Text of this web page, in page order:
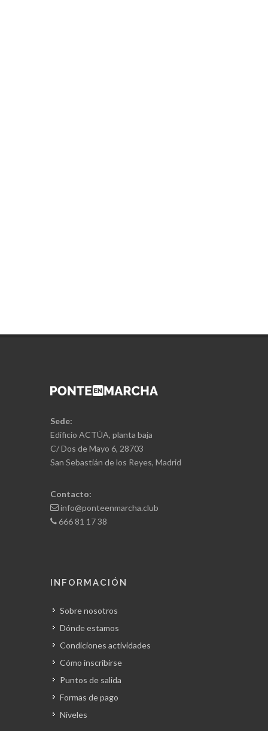
Sede:
Edificio ACTÚA, planta baja
C/ Dos de Mayo 6, 28703
San Sebastián de los Reyes, Madrid
Contacto:
info@ponteenmarcha.club
666 81 17 38
INFORMACIÓN
Sobre nosotros
Dónde estamos
Condiciones actividades
Cómo inscribirse
Puntos de salida
Formas de pago
Niveles